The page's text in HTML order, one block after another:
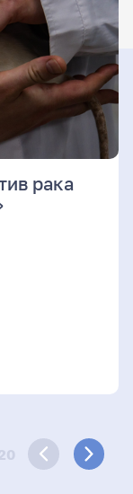
рака